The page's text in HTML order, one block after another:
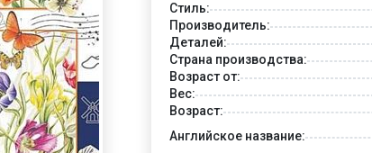
Стиль:
Производитель:
Деталей:
Страна производства:
Возраст от:
Вес:
Возраст:
Английское название: